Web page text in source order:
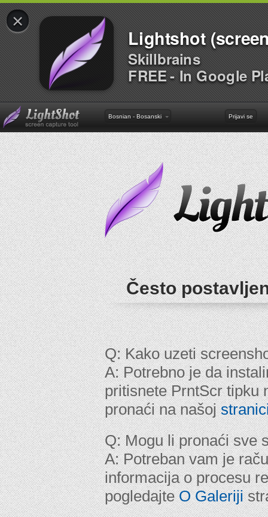
×
Lightshot
Skillbrains
FREE - In Google
Bosnian - Bosanski Prijavi se
Često
Q: Kako uzeti
A: Potrebno je da
pritisnete PrntScr tipku
pronaći na našoj
Q: Mogu li pronaći sve
A: Potreban vam je
informacija o procesu
pogledajteO Galeriji